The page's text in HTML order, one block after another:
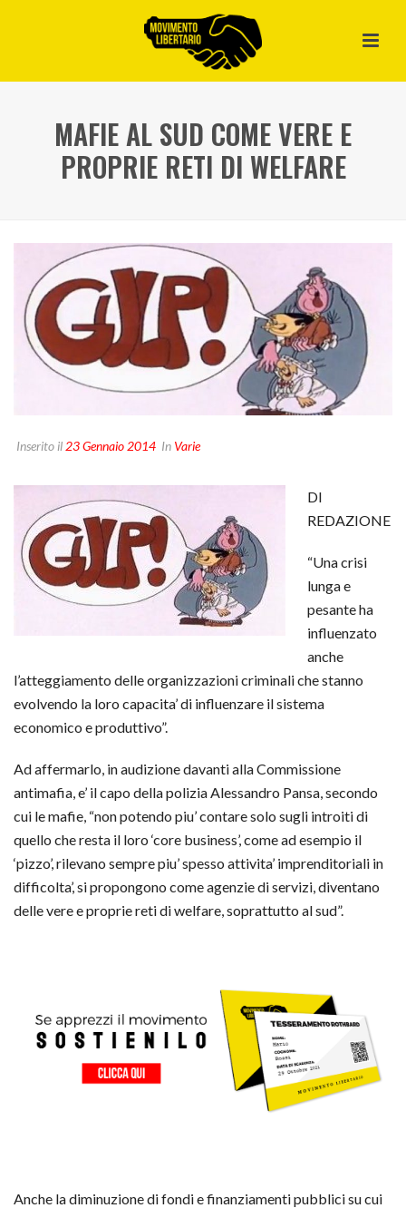
MAFIE AL SUD COME VERE E
PROPRIE RETI DI WELFARE
Inserito il 23 Gennaio 2014 In Varie
DI
REDAZIONE
“Una crisi
lunga e
pesante ha
influenzato
anche
l’atteggiamento delle organizzazioni criminali che stanno
evolvendo la loro capacita’ di influenzare il sistema
economico e produttivo”.
Ad affermarlo, in audizione davanti alla Commissione
antimafia, e’ il capo della polizia Alessandro Pansa, secondo
cui le mafie, “non potendo piu’ contare solo sugli introiti di
quello che resta il loro ‘core business’, come ad esempio il
‘pizzo’, rilevano sempre piu’ spesso attivita’ imprenditoriali in
difficolta’, si propongono come agenzie di servizi, diventano
delle vere e proprie reti di welfare, soprattutto al sud”.
Anche la diminuzione di fondi e finanziamenti pubblici su cui